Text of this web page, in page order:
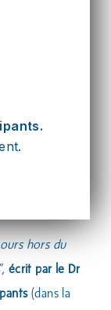
hors du
écrit par le Dr
(dans la